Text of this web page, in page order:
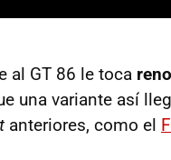
al GT 86 le toca
una variante así
anteriores, como el